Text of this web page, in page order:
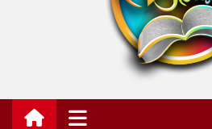
Mazhavil Thalukal
Malayalam Kadhakal